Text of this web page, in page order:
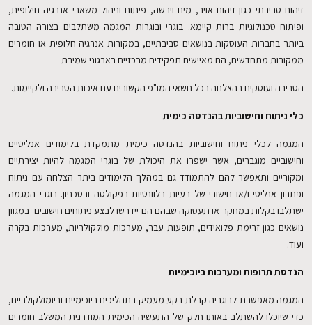
זיהום סביבתי כגון זיהום אויר, מים ויבשה, פיתוח וניהול משאבי אנרגיה חילופית,
ופיתוח טכנולוגיות ברות קיימא. בוגרי ובוגרות המגמה משתלבים בצורה הטובה
ביותר בחברות העוסקות בנושאים סביבתיים, במקורות אנרגיה חלופית או חומרים
ממקורות מתחדשים, הם מאיישים תפקידים מרכזיים בארגוני שמירת
הסביבה ועוסקים בהצלחה בכל נושאי המו"פ הקשורים עם איכות הסביבה ולקיימות.
כלי ניתוח וחישוביות בהנדסה כימית
המגמה לכלי ניתוח וחישוביות בהנדסה כימית מתמקדת בלימודים אנליטיים
וחישוביים מוגברים, אשר ישפרו את היכולת של בוגרי המגמה להיות יצירתיים
ומקוריים ותאפשר להם להתמודד גם במהלך הלימודים ביתר הצלחה עם ניתוח
ופתרון אנליטי ו/או חישובי של בעיות רלוונטיות בפקולטה ובטכניון. בוגרי המגמה
ישתלבו בקלות במחקר או תעסוקה שבהם הם יידרשו לבצע ניתוחים חישובים במגוון
נושאים כגון זרימת פלואידים, תופעות עבר, מערכות מולקולריות, מערכות בקרה
ועוד.
הנדסת תרופות ומערכות ביוכימיות
המגמה מאפשרת לבוגריה קבלת רקע מעמיק בתהליכים ביוכימיים וביומולקולריים,
כדי שיוכלו להשתלב באותו חלק של התעשיה הכימית המודרנית המשלב חומרים